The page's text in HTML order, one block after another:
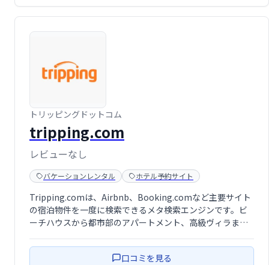
トリッピングドットコム
tripping.com
レビューなし
バケーションレンタル ホテル予約サイト
Tripping.comは、Airbnb、Booking.comなど主要サイト
の宿泊物件を一度に検索できるメタ検索エンジンです。ビ
ーチハウスから都市部のアパートメント、高級ヴィラま
適な価格と条件で予約できます。様々な旅行スタイルに対
口コミを見る